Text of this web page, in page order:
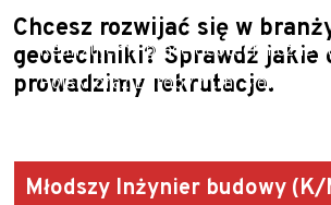
Realizujemy prace geotechniczne
Polski oraz Europy m.in. Słowacji,
Chcesz rozwijać się w
geotechniki? Sprawdź jakie
prowadzimy rekrutacje.
Młodszy Inżynier budowy (K/